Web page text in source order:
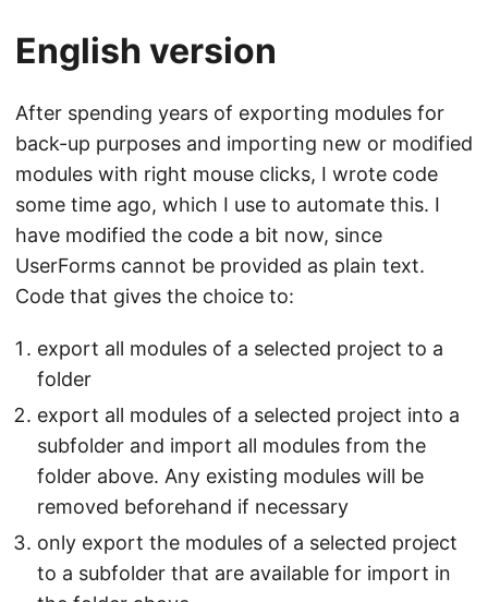
English version
After spending years of exporting modules for
back-up purposes and importing new or modified
modules with right mouse clicks, I wrote code
some time ago, which I use to automate this. I
have modified the code a bit now, since
UserForms cannot be provided as plain text.
Code that gives the choice to:
export all modules of a selected project to a
folder
export all modules of a selected project into a
subfolder and import all modules from the
folder above. Any existing modules will be
removed beforehand if necessary
only export the modules of a selected project
to a subfolder that are available for import in